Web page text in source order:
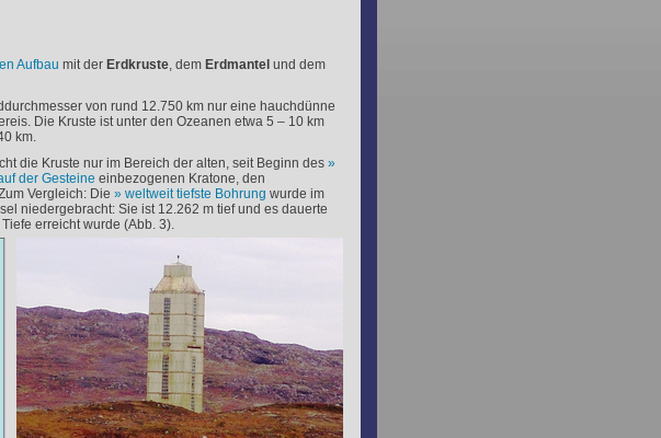
Aufbau mit derErdkruste, dem Erdmantel und dem
von rund 12.750 km nur eine hauchdünne
Die Kruste ist unter den Ozeanen etwa 5 – 10 km
km.
die Kruste nur im Bereich der alten, seit Beginn des
der Gesteine einbezogenen Kratone, den
Vergleich: Die
weltweit tiefste Bohrung wurde im
niedergebracht: Sie ist 12.262 m tief und es dauerte
erreicht wurde (Abb. 3).